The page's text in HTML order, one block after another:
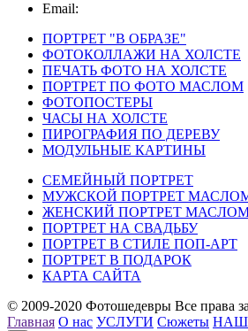
Email:
ПОРТРЕТ "В ОБРАЗЕ"
ФОТОКОЛЛАЖИ НА ХОЛСТЕ
ПЕЧАТЬ ФОТО НА ХОЛСТЕ
ПОРТРЕТ ПО ФОТО МАСЛОМ
ФОТОПОСТЕРЫ
ЧАСЫ НА ХОЛСТЕ
ПИРОГРАФИЯ ПО ДЕРЕВУ
МОДУЛЬНЫЕ КАРТИНЫ
СЕМЕЙНЫЙ ПОРТРЕТ
МУЖСКОЙ ПОРТРЕТ
ЖЕНСКИЙ ПОРТРЕТ
ПОРТРЕТ НА СВАДЬБУ
ПОРТРЕТ В СТИЛЕ ПОП-АРТ
ПОРТРЕТ В ПОДАРОК
КАРТА САЙТА
© 2009-2020 Фотошедевры Все права
Главная О нас УСЛУГИ Сюжеты